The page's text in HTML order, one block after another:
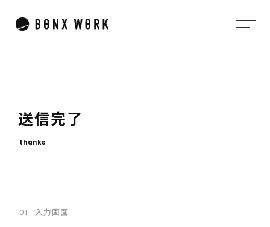
送信完了
thanks
入力画面